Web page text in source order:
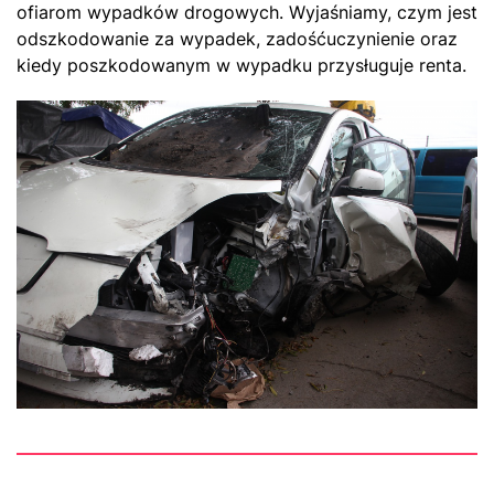
ofiarom wypadków drogowych. Wyjaśniamy, czym jest
odszkodowanie za wypadek, zadośćuczynienie oraz
kiedy poszkodowanym w wypadku przysługuje renta.